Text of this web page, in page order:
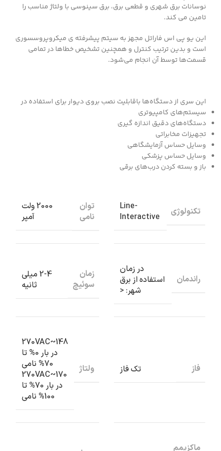
نوسانات برق شهری و قطعی برق، برق سینوسی با ولتاژ مناسب را
تامین می کند.
این یو پی اس فاراتل مجهز به سیتم پیشرفته ی میکروپروسسوری
است و بدین ترتیب کنترل و همچنین تشخیص خطاها در تمامی
قسمت‌ها توسط آن انجام می‌شود.
این سری از دستگاه‌ها باقابلیت نصب بروی دیوار برای استفاده در
سیستم‌های کامپیوتری
دستگاه‌های دقیق اندازه گیری
تجهیزات مخابراتی
وسایل حساس آزمایشگاهی
وسایل حساس پزشکی
باز و بسته کردن درب‌های برقی
تکنولوژی
Line-
Interactive
توان
نامی
2000 ولت
آمپر
راندمان
در زمان
استفاده از برق
شهر: <
زمان
سوئیچ
2-4 میلی
ثانیه
فاز تک فاز ولتاژ
148~270VAC
در بار 0% تا
70% نامی
170~270VAC
در بار 70% تا
100% نامی
ماکزیمم